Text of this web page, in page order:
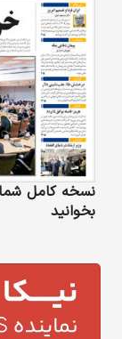
نسخه کامل
بخوانید